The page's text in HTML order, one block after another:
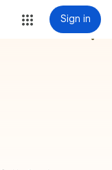
Sign in
more_vert